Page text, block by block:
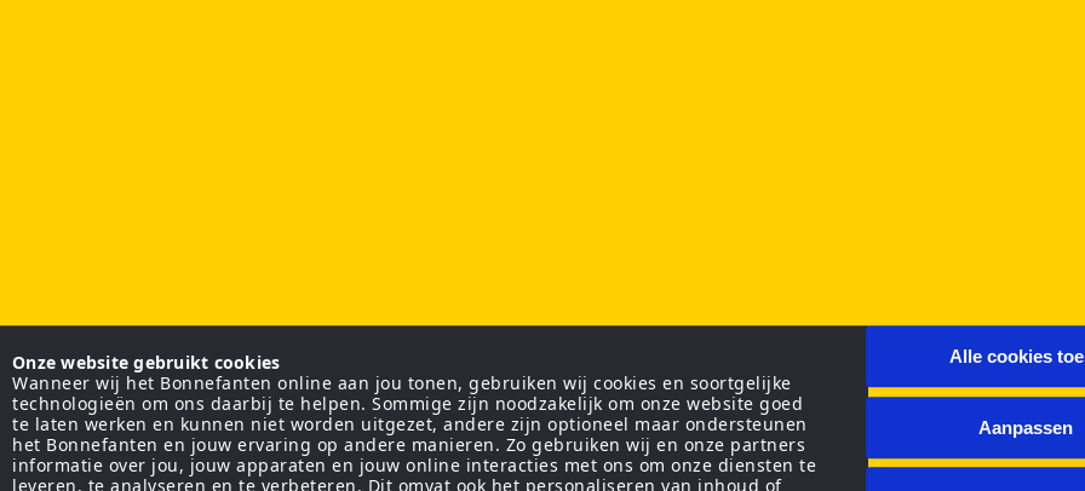
Onze website gebruikt cookies
Wanneer wij het Bonnefanten online aan jou tonen, gebruiken wij cookies en soortgelijke
technologieën om ons daarbij te helpen. Sommige zijn noodzakelijk om onze website goed
te laten werken en kunnen niet worden uitgezet, andere zijn optioneel maar ondersteunen
het Bonnefanten en jouw ervaring op andere manieren. Zo gebruiken wij en onze partners
informatie over jou, jouw apparaten en jouw online interacties met ons om onze diensten te
leveren, te analyseren en te verbeteren. Dit omvat ook het personaliseren van inhoud of
Alle cookies
Aanpassen